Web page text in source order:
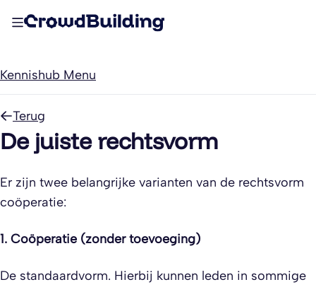
Kennishub Menu
Terug
De juiste rechtsvorm
Er zijn twee belangrijke varianten van de rechtsvorm
coöperatie:
1. Coöperatie (zonder toevoeging)
De standaardvorm. Hierbij kunnen leden in sommige